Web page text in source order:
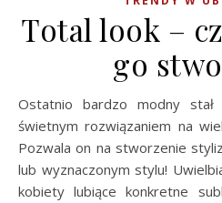
Total look –
go
Ostatnio bardzo modny stał
świetnym rozwiązaniem na
Pozwala on na stworzenie
lub wyznaczonym stylu!
kobiety lubiące konkretne